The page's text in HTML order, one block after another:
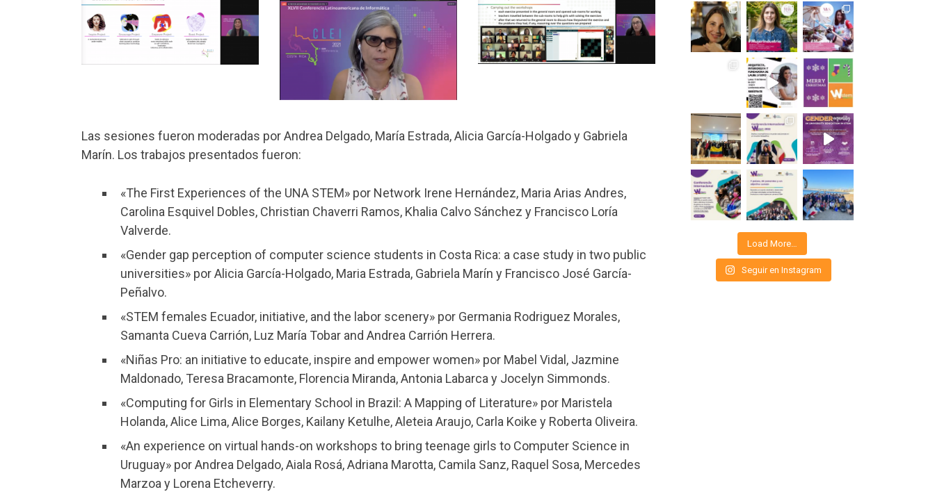
Las sesiones fueron moderadas por Andrea Delgado, María Estrada, Alicia García-Holgado y Gabriela
Marín. Los trabajos presentados fueron:
«The First Experiences of the UNA STEM» por Network Irene Hernández, Maria Arias Andres,
Carolina Esquivel Dobles, Christian Chaverri Ramos, Khalia Calvo Sánchez y Francisco Loría
Valverde.
«Gender gap perception of computer science students in Costa Rica: a case study in two public
universities» por Alicia García-Holgado, Maria Estrada, Gabriela Marín y Francisco José García-
Peñalvo.
«STEM females Ecuador, initiative, and the labor scenery» por Germania Rodriguez Morales,
Samanta Cueva Carrión, Luz María Tobar and Andrea Carrión Herrera.
«Niñas Pro: an initiative to educate, inspire and empower women» por Mabel Vidal, Jazmine
Maldonado, Teresa Bracamonte, Florencia Miranda, Antonia Labarca y Jocelyn Simmonds.
«Computing for Girls in Elementary School in Brazil: A Mapping of Literature» por Maristela
Holanda, Alice Lima, Alice Borges, Kailany Ketulhe, Aleteia Araujo, Carla Koike y Roberta Oliveira.
«An experience on virtual hands-on workshops to bring teenage girls to Computer Science in
Uruguay» por Andrea Delgado, Aiala Rosá, Adriana Marotta, Camila Sanz, Raquel Sosa, Mercedes
Marzoa y Lorena Etcheverry.
Load More…
Seguir en Instagram